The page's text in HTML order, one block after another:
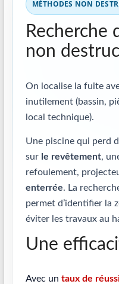
MÉTHODES NON
Recherche
non
On localise la fuite
inutilement (bassin,
local technique).
Une piscine qui perd
sur le revêtement,
refoulement,
enterrée. La
permet d’identifier la
éviter les travaux au
Une
Avec un taux de